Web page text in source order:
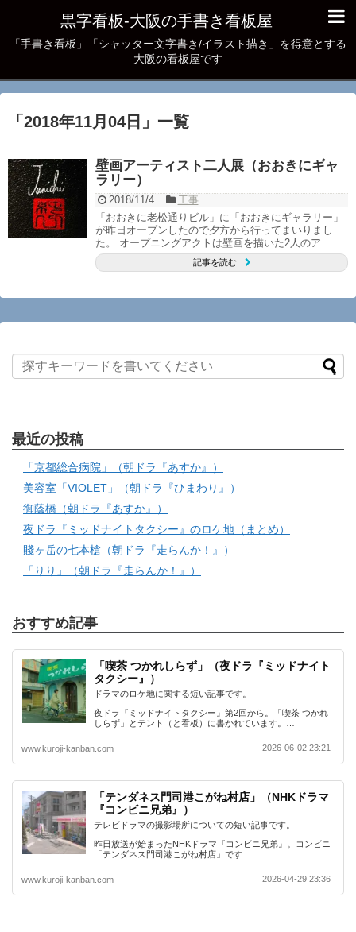
黒字看板‐大阪の手書き看板屋
「手書き看板」「シャッター文字書き/イラスト描き」を得意とする
大阪の看板屋です
「 2018年11月04日 」 一覧
壁画アーティスト二人展（おおきにギャ
ラリー）
2018/11/4
工事
「おおきに老松通りビル」に「おおきにギャラリー」
が昨日オープンしたので夕方から行ってまいりまし
た。 オープニングアクトは壁画を描いた2人のア...
記事を読む
最近の投稿
「京都総合病院」（朝ドラ『あすか』）
美容室「VIOLET」（朝ドラ『ひまわり』）
御蔭橋（朝ドラ『あすか』）
夜ドラ『ミッドナイトタクシー』のロケ地（まとめ）
賤ヶ岳の七本槍（朝ドラ『走らんか！』）
「りり」（朝ドラ『走らんか！』）
おすすめ記事
「喫茶 つかれしらず」（夜ドラ『ミッドナイト
タクシー』）
ドラマのロケ地に関する短い記事です。
夜ドラ『ミッドナイトタクシー』第2回から。「喫茶 つかれ
しらず」とテント（と看板）に書かれています。…
www.kuroji-kanban.com 2026-06-02 23:21
「テンダネス門司港こがね村店」（NHKドラマ
『コンビニ兄弟』）
テレビドラマの撮影場所についての短い記事です。
昨日放送が始まったNHKドラマ『コンビニ兄弟』。コンビニ
「テンダネス門司港こがね村店」です…
www.kuroji-kanban.com 2026-04-29 23:36